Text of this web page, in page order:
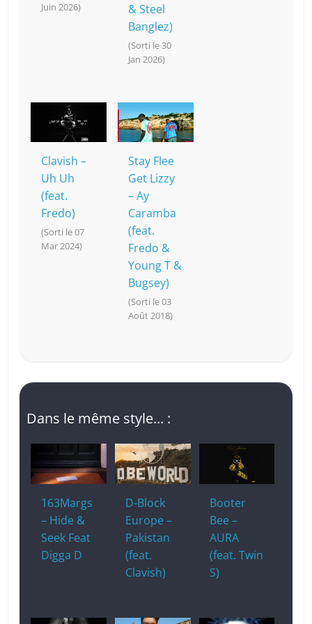
Juin 2026)
& Steel
Banglez)
(Sorti le 30
Jan 2026)
Clavish –
Uh Uh
(feat.
Fredo)
(Sorti le 07
Mar 2024)
Stay Flee
Get Lizzy
– Ay
Caramba
(feat.
Fredo &
Young T &
Bugsey)
(Sorti le 03
Août 2018)
Dans le même style... :
163Margs
– Hide &
Seek Feat
Digga D
D-Block
Europe –
Pakistan
(feat.
Clavish)
Booter
Bee –
AURA
(feat. Twin
S)